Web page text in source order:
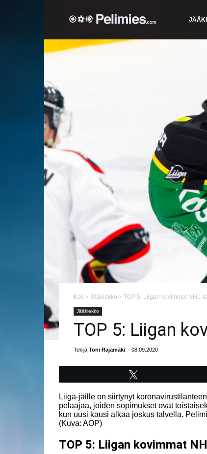
Koti > Jääkiekko > TOP 5: Liigan kovimmat NHL-
Jääkiekko
TOP 5: Liigan
Tekijä Toni Rajamäki - 08.09.2020
Liiga-jäille on siirtynyt
pelaajaa, joiden sopimukset ovat
kun uusi kausi alkaa joskus talvella.
(Kuva: AOP)
TOP 5: Liigan kovimmat